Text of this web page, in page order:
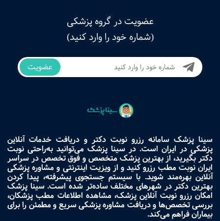
عضویت در گروه پزشکی
(شماره خود را وارد کنید)
عضویت
سینا پزشک سامانه رزرو نوبت دکتر و دریافت خدمات آنلاین
پزشکی در ایران است. در سینا پزشک می‌توانید به‌راحتی نوبت
دکتر بگیرید، از بهترین پزشک متخصص و فوق تخصص در سراسر
ایران نوبت مطب رزرو کنید و از ویزیت اینترنتی و مشاوره پزشکی
آنلاین بهره‌مند شوید. با سیستم جستجوی پیشرفته، پیدا کردن
بهترین دکتر در شهرهای مختلف ساده‌تر شده است. سینا پزشک
امکان رزرو نوبت آنلاین پزشک، مشاهده اطلاعات مطب پزشکان،
بررسی تخصص‌ها و دریافت مشاوره پزشکی سریع و مطمئن را برای
بیماران فراهم می‌کند.